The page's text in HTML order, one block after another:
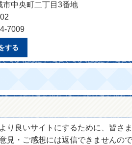
市中央町二丁目3番地
7009
する
り良いサイトにするために、皆さ
見・ご感想には返信できませんの